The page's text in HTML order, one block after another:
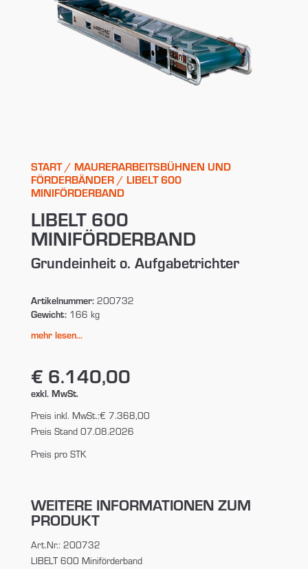
START/ MAURERARBEITSBÜHNEN UND
FÖRDERBÄNDER/ LIBELT 600
MINIFÖRDERBAND
LIBELT 600
MINIFÖRDERBAND
Grundeinheit o. Aufgabetrichter
Artikelnummer:200732
Gewicht:166 kg
mehr lesen...
€ 6.140,00
exkl. MwSt.
Preis inkl. MwSt.:€ 7.368,00
Preis Stand 07.08.2026
Preis pro STK
WEITERE INFORMATIONEN ZUM
PRODUKT
Art.Nr.: 200732
LIBELT 600 Miniförderband